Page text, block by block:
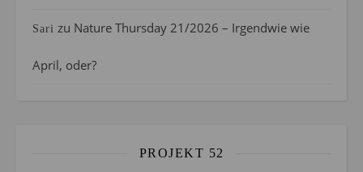
Sari zu Nature Thursday 21/2026 – Irgendwie wie
April, oder?
PROJEKT 52